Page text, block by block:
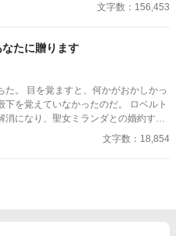
文字数：156,453
なたに贈ります
た。 目を覚ますと、何かがおかしかっ
下を覚えていなかったのだ。 ロベルト
消になり、聖女ミランダとの婚約する
違和感を抱くようになる。 ロベルト殿
文字数：18,854